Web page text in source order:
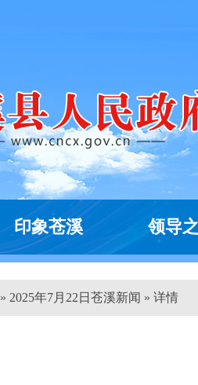
印象苍溪 领导
» 2025年7月22日苍溪新闻 » 详情